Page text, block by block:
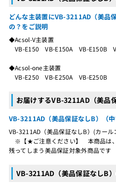
どんな主装置にVB-3211AD（美品
の？をご説明
◆Acsol-V主装置
VB-E150 VB-E150A VB-E150B
◆Acsol-one主装置
VB-E250 VB-E250A VB-E250B
お届けするVB-3211AD（美品
VB-3211AD（美品保証なしB）（
VB-3211AD（美品保証なしB）(カー
※【★ご注意ください】 本商品は、
残ってしまう美品保証対象外商品です
VB-3211AD（美品保証なしB